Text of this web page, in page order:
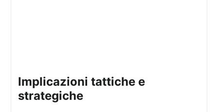
implicazioni tattiche e
strategiche